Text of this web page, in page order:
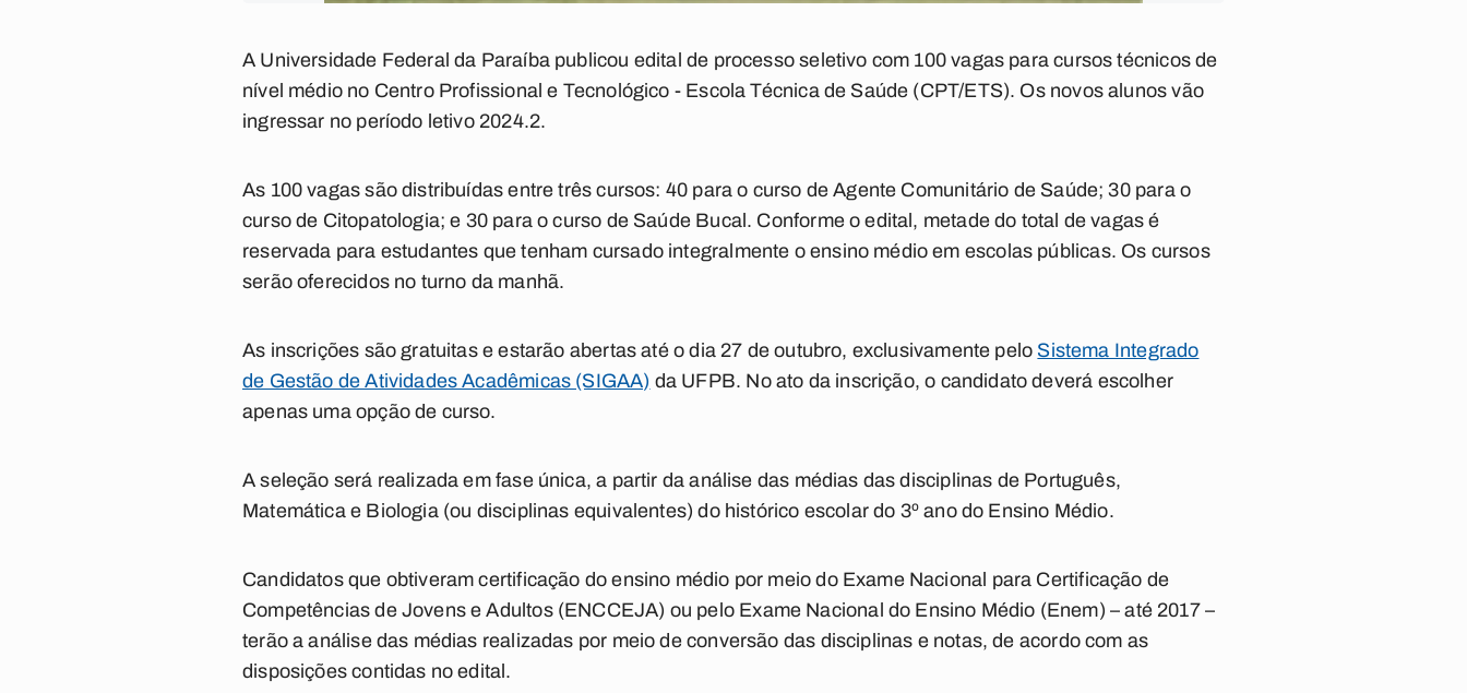
A Universidade Federal da Paraíba publicou edital de processo seletivo com 100 vagas para cursos técnicos de
nível médio no Centro Profissional e Tecnológico - Escola Técnica de Saúde (CPT/ETS). Os novos alunos vão
ingressar no período letivo 2024.2.
As 100 vagas são distribuídas entre três cursos: 40 para o curso de Agente Comunitário de Saúde; 30 para o
curso de Citopatologia; e 30 para o curso de Saúde Bucal. Conforme o edital, metade do total de vagas é
reservada para estudantes que tenham cursado integralmente o ensino médio em escolas públicas. Os cursos
serão oferecidos no turno da manhã.
As inscrições são gratuitas e estarão abertas até o dia 27 de outubro, exclusivamente pelo Sistema Integrado
de Gestão de Atividades Acadêmicas (SIGAA) da UFPB. No ato da inscrição, o candidato deverá escolher
apenas uma opção de curso.
A seleção será realizada em fase única, a partir da análise das médias das disciplinas de Português,
Matemática e Biologia (ou disciplinas equivalentes) do histórico escolar do 3º ano do Ensino Médio.
Candidatos que obtiveram certificação do ensino médio por meio do Exame Nacional para Certificação de
Competências de Jovens e Adultos (ENCCEJA) ou pelo Exame Nacional do Ensino Médio (Enem) – até 2017 –
terão a análise das médias realizadas por meio de conversão das disciplinas e notas, de acordo com as
disposições contidas no edital.